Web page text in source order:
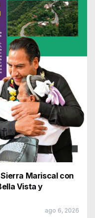
Mariscal con
Vista y
ago 6, 2026